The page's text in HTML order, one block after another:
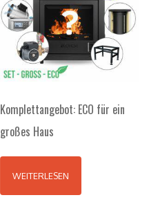
Komplettangebot: ECO für ein
großes Haus
WEITERLESEN